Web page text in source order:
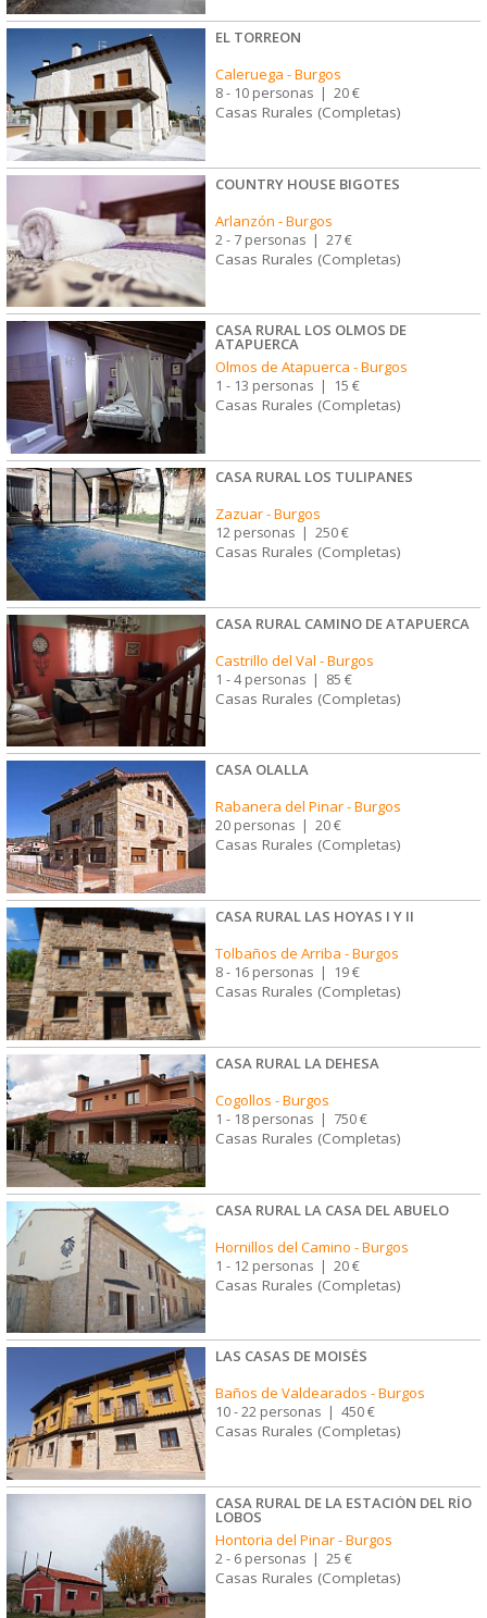
EL TORREON
Caleruega -Burgos
8 - 10 personas | 20 €
Casas Rurales (Completas)
COUNTRY HOUSE BIGOTES
Arlanzón -Burgos
2 - 7 personas | 27 €
Casas Rurales (Completas)
CASA RURAL LOS OLMOS DE
ATAPUERCA
Olmos de Atapuerca -Burgos
1 - 13 personas | 15 €
Casas Rurales (Completas)
CASA RURAL LOS TULIPANES
Zazuar-Burgos
12 personas | 250 €
Casas Rurales (Completas)
CASA RURAL CAMINO DE ATAPUERCA
Castrillo del Val -Burgos
1 - 4 personas | 85 €
Casas Rurales (Completas)
CASA OLALLA
Rabanera del Pinar-Burgos
20 personas 20 €
Casas Rurales (Completas)
CASA RURAL LAS HOYAS I Y II
Tolbaños de Arriba -Burgos
8 - 16 personas | 19 €
Casas Rurales (Completas)
CASA RURAL LA DEHESA
Cogollos -Burgos
1 - 18 personas | 750 €
Casas Rurales (Completas)
CASA RURAL LA CASA DEL ABUELO
Hornillos del Camino -Burgos
1 - 12 personas | 20 €
Casas Rurales (Completas)
LAS CASAS DE MOISÉS
Baños de Valdearados -Burgos
10 - 22 personas | 450 €
Casas Rurales (Completas)
CASA RURAL DE LA ESTACIÓN DEL RÍO
LOBOS
Hontoria del Pinar-Burgos
2 - 6 personas | 25 €
Casas Rurales (Completas)